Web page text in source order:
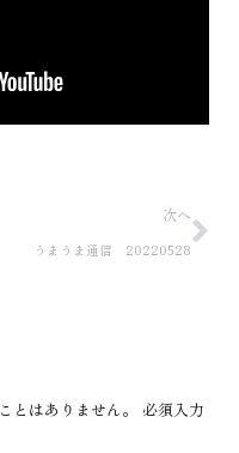
次へ
うまうま通信 20220528
とはありません。 必須入力